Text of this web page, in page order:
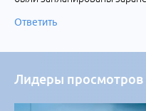
Ответить
Лидеры просмотров